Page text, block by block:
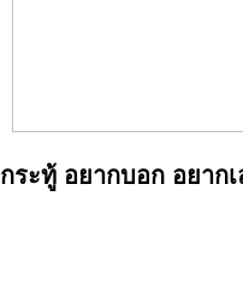
กระทู้ อยากบอก อยากเ